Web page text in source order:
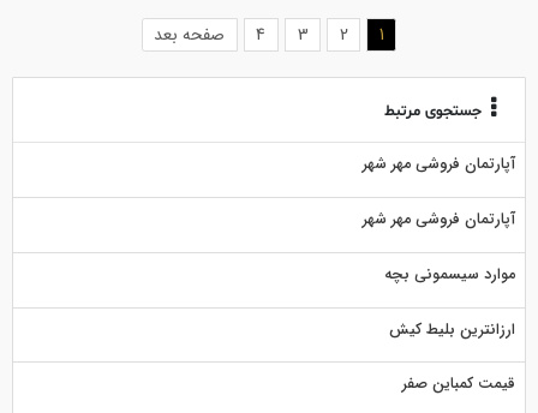
1
(current)
2
3
4 صفحه بعد
جستجوی مرتبط
آپارتمان فروشی مهر شهر
آپارتمان فروشی مهر شهر
موارد سیسمونی بچه
ارزانترین بلیط کیش
قیمت کمباین صفر